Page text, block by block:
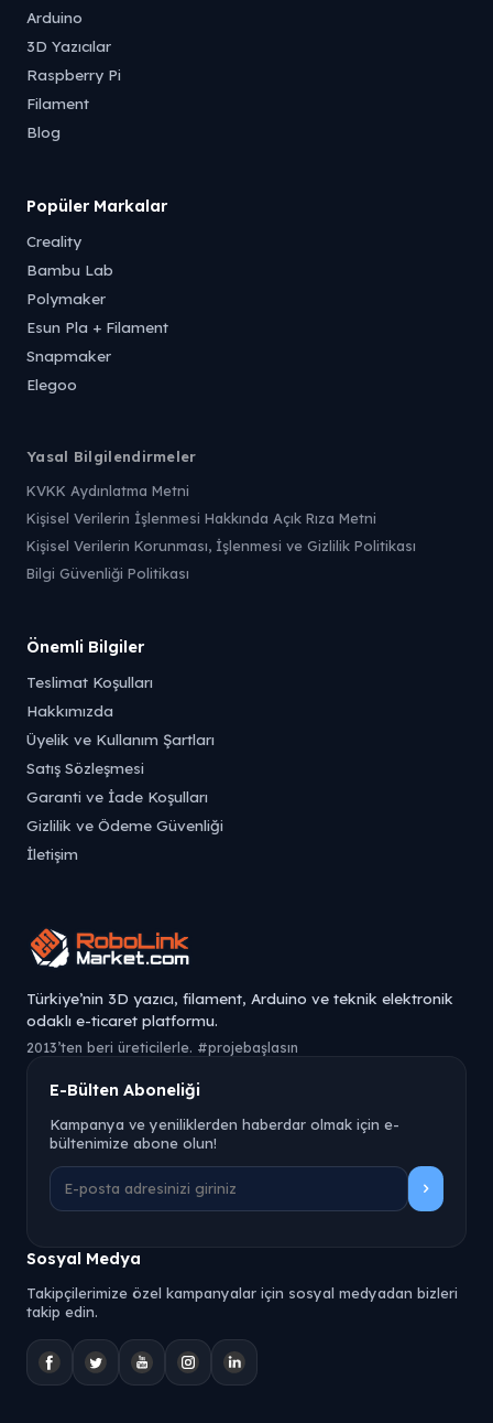
Arduino
3D Yazıcılar
Raspberry Pi
Filament
Blog
Popüler Markalar
Creality
Bambu Lab
Polymaker
Esun Pla + Filament
Snapmaker
Elegoo
Yasal Bilgilendirmeler
KVKK Aydınlatma Metni
Kişisel Verilerin İşlenmesi Hakkında Açık Rıza Metni
Kişisel Verilerin Korunması, İşlenmesi ve Gizlilik Politikası
Bilgi Güvenliği Politikası
Önemli Bilgiler
Teslimat Koşulları
Hakkımızda
Üyelik ve Kullanım Şartları
Satış Sözleşmesi
Garanti ve İade Koşulları
Gizlilik ve Ödeme Güvenliği
İletişim
Türkiye’nin 3D yazıcı, filament, Arduino ve teknik elektronik
odaklı e-ticaret platformu.
2013’ten beri üreticilerle. #projebaşlasın
E-Bülten Aboneliği
Kampanya ve yeniliklerden haberdar olmak için e-
bültenimize abone olun!
Sosyal Medya
Takipçilerimize özel kampanyalar için sosyal medyadan bizleri
takip edin.